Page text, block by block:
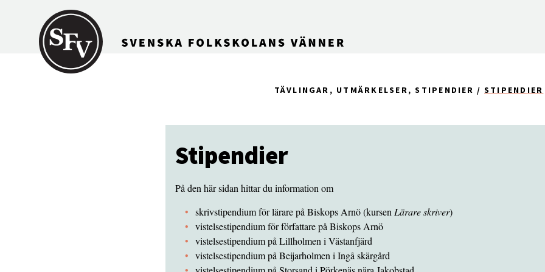
Gå till innehållet
TÄVLINGAR, UTMÄRKELSER, STIPENDIER STIPENDIER
Stipendier
På den här sidan hittar du information om
skrivstipendium för lärare på Biskops Arnö (kursen Lärare skriver)
vistelsestipendium för författare på Biskops Arnö
vistelsestipendium på Lillholmen i Västanfjärd
vistelsestipendium på Beijarholmen i Ingå skärgård